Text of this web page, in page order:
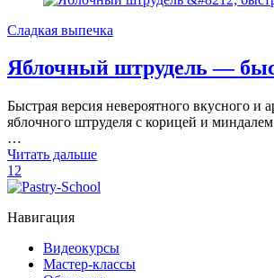
Сладкая выпечка
Яблочный штрудель —
Быстрая версия невероятного вкусного и
яблочного штруделя с корицей и
…
Читать дальше
12
Навигация
Видеокурсы
Мастер-классы